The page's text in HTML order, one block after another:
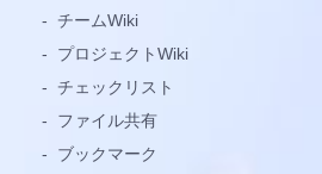
- チームWiki
-
プロジェクトWiki
- チェックリスト
-
ファイル共有
-
ブックマーク